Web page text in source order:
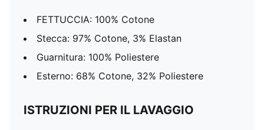
FETTUCCIA: 100% Cotone
Stecca: 97% Cotone, 3% Elastan
Guarnitura: 100% Poliestere
Esterno: 68% Cotone, 32% Poliestere
ISTRUZIONI PER IL LAVAGGIO